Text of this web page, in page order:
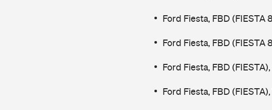
Ford Fiesta, FBD (FIESTA
Ford Fiesta, FBD (FIESTA
Ford Fiesta, FBD
Ford Fiesta, FBD